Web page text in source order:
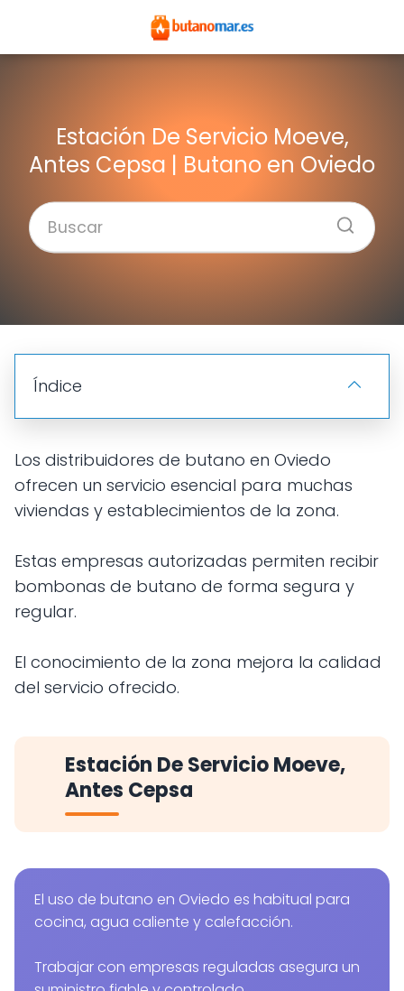
Estación De Servicio Moeve,
Antes Cepsa | Butano en Oviedo
Índice
Los distribuidores de butano en Oviedo
ofrecen un servicio esencial para muchas
viviendas y establecimientos de la zona.
Estas empresas autorizadas permiten recibir
bombonas de butano de forma segura y
regular.
El conocimiento de la zona mejora la calidad
del servicio ofrecido.
Estación De Servicio Moeve,
Antes Cepsa
El uso de butano en Oviedo es habitual para
cocina, agua caliente y calefacción.
Trabajar con empresas reguladas asegura un